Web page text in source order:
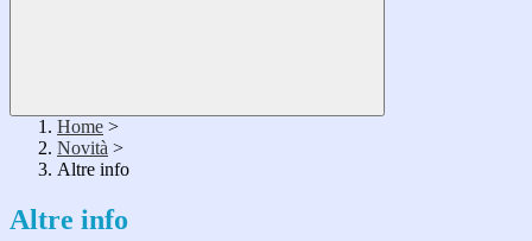
Home >
Novità >
Altre info
Altre info